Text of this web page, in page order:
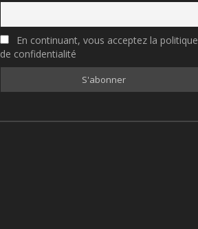
En continuant, vous acceptez la politique
de confidentialité